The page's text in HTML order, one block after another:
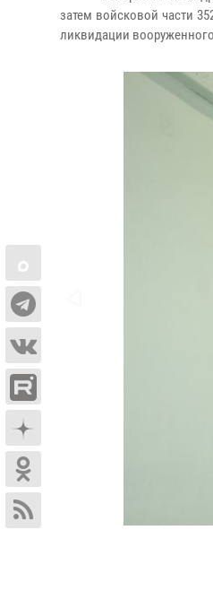
затем войсковой части
ликвидации